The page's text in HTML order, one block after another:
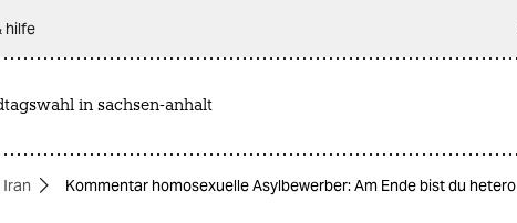
hilfe
in sachsen-anhalt
Iran Kommentar homosexuelle Asylbewerber: Am Ende bist du hetero